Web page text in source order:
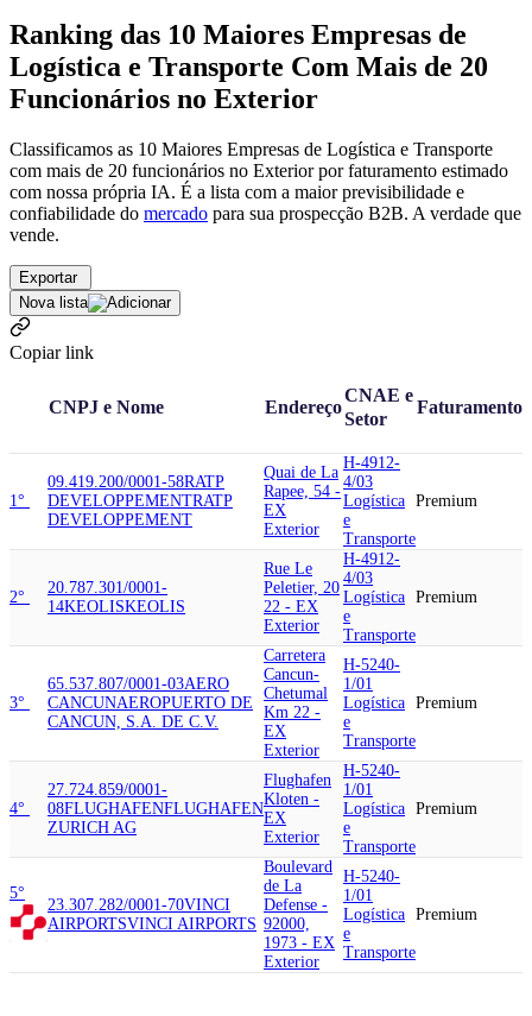
Ranking das 10 Maiores Empresas de
Logística e Transporte Com Mais de 20
Funcionários no Exterior
Classificamos as 10 Maiores Empresas de Logística e Transporte
com mais de 20 funcionários no Exterior por faturamento estimado
com nossa própria IA. É a lista com a maior previsibilidade e
confiabilidade do mercado para sua prospecção B2B. A verdade que
vende.
Exportar
Nova lista
Copiar link
CNPJ e Nome Endereço
CNAE e
Setor
Faturamento
1°
09.419.200/0001-58RATP
DEVELOPPEMENTRATP
DEVELOPPEMENT
Quai de La
Rapee, 54 -
EX
Exterior
H-4912-
4/03
Logística
e
Transporte
Premium
2°
20.787.301/0001-
14KEOLISKEOLIS
Rue Le
Peletier, 20
22 - EX
Exterior
H-4912-
4/03
Logística
e
Transporte
Premium
3°
65.537.807/0001-03AERO
CANCUNAEROPUERTO DE
CANCUN, S.A. DE C.V.
Carretera
Cancun-
Chetumal
Km 22 -
EX
Exterior
H-5240-
1/01
Logística
e
Transporte
Premium
4°
27.724.859/0001-
08FLUGHAFENFLUGHAFEN
ZURICH AG
Flughafen
Kloten -
EX
Exterior
H-5240-
1/01
Logística
e
Transporte
Premium
5°
23.307.282/0001-70VINCI
AIRPORTSVINCI AIRPORTS
Boulevard
de La
Defense -
92000,
1973 - EX
Exterior
H-5240-
1/01
Logística
e
Transporte
Premium